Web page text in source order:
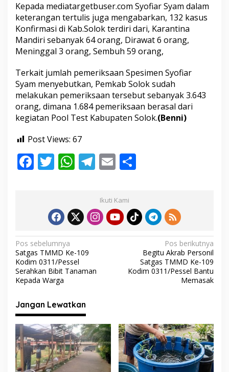
Kepada mediatargetbuser.com Syofiar Syam dalam
keterangan tertulis juga mengabarkan, 132 kasus
Konfirmasi di Kab.Solok terdiri dari, Karantina
Mandiri sebanyak 64 orang, Dirawat 6 orang,
Meninggal 3 orang, Sembuh 59 orang,
Terkait jumlah pemeriksaan Spesimen Syofiar
Syam menyebutkan, Pemkab Solok sudah
melakukan pemeriksaan tersebut sebanyak 3.643
orang, dimana 1.684 pemeriksaan berasal dari
kegiatan Pool Test Kabupaten Solok.(Benni)
Post Views: 67
F
o
k
T
er
W
s
A
p
p
T
e
gr
a
m
E
ai
l e
Ikuti Kami
N
a
v
i
g
a
s
i
p
Pos sebelumnya
Satgas TMMD Ke-109
Kodim 0311/Pessel
Serahkan Bibit Tanaman
Kepada Warga
Pos berikutnya
Begitu Akrab Personil
Satgas TMMD Ke-109
Kodim 0311/Pessel Bantu
Memasak
Jangan Lewatkan